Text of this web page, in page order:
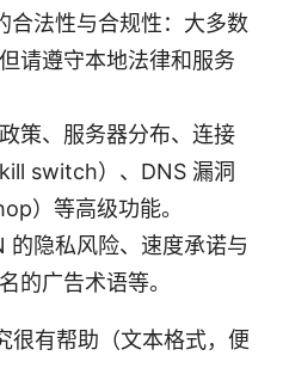
合法性与合规性：大多数
请遵守本地法律和服务
策、服务器分布、连接
switch）、DNS 漏洞
）等高级功能。
的隐私风险、速度承诺与
的广告术语等。
很有帮助（文本格式，便